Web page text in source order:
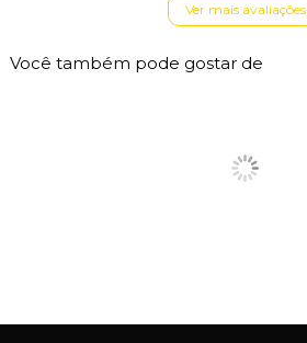
Ver mais avaliações
Você também pode gostar de